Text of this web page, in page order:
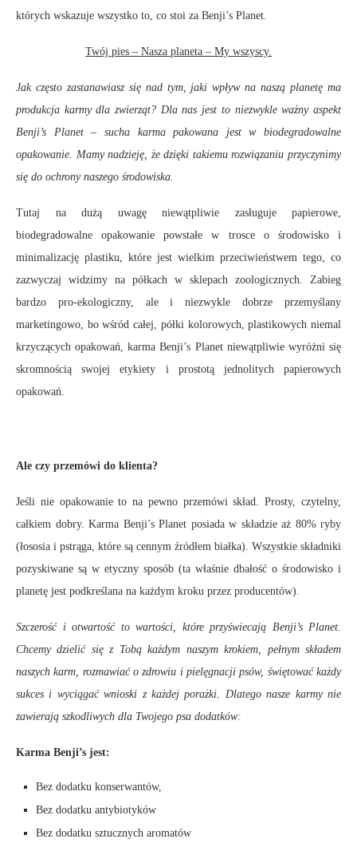
których wskazuje wszystko to, co stoi za Benji’s Planet.
Twój pies – Nasza planeta – My wszyscy.
Jak często zastanawiasz się nad tym, jaki wpływ na naszą planetę ma
produkcja karmy dla zwierząt? Dla nas jest to niezwykle ważny aspekt
Benji’s Planet – sucha karma pakowana jest w biodegradowalne
opakowanie. Mamy nadzieję, że dzięki takiemu rozwiązaniu przyczynimy
się do ochrony naszego środowiska.
Tutaj na dużą uwagę niewątpliwie zasługuje papierowe,
biodegradowalne opakowanie powstałe w trosce o środowisko i
minimalizację plastiku, które jest wielkim przeciwieństwem tego, co
zazwyczaj widzimy na półkach w sklepach zoologicznych. Zabieg
bardzo pro-ekologiczny, ale i niezwykle dobrze przemyślany
marketingowo, bo wśród całej, półki kolorowych, plastikowych niemal
krzyczących opakowań, karma Benji’s Planet niewątpliwie wyróżni się
skromnością swojej etykiety i prostotą jednolitych papierowych
opakowań.
Ale czy przemówi do klienta?
Jeśli nie opakowanie to na pewno przemówi skład. Prosty, czytelny,
całkiem dobry. Karma Benji’s Planet posiada w składzie aż 80% ryby
(łososia i pstrąga, które są cennym źródłem białka). Wszystkie składniki
pozyskiwane są w etyczny sposób (ta właśnie dbałość o środowisko i
planetę jest podkreślana na każdym kroku przez producentów).
Szczerość i otwartość to wartości, które przyświecają Benji’s Planet.
Chcemy dzielić się z Tobą każdym naszym krokiem, pełnym składem
naszych karm, rozmawiać o zdrowiu i pielęgnacji psów, świętować każdy
sukces i wyciągać wnioski z każdej porażki. Dlatego nasze karmy nie
zawierają szkodliwych dla Twojego psa dodatków:
Karma Benji’s jest:
Bez dodatku konserwantów,
Bez dodatku antybiotyków
Bez dodatku sztucznych aromatów